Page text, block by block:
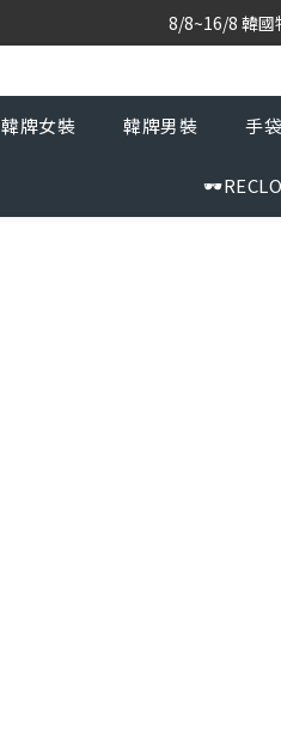
韓國
8/8~16/8 韓國
韓牌女裝 韓牌男裝 手